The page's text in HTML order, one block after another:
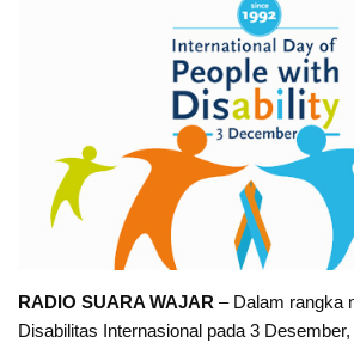
RADIO SUARA WAJAR – Dalam rangka
Disabilitas Internasional pada 3